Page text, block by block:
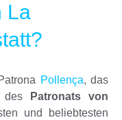
La
Pollença, das
des
Patronats von
und beliebtesten